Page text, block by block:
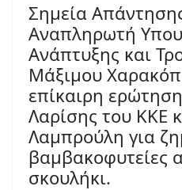
Σημεία
Αναπληρωτή
Ανάπτυξης και
Μάξιμου
επίκαιρη
Λαρίσης του ΚΚΕ
Λαμπρούλη για
βαμβακοφυτείες
σκουλήκι.